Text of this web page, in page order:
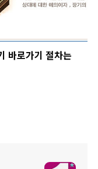
바로가기 절차는